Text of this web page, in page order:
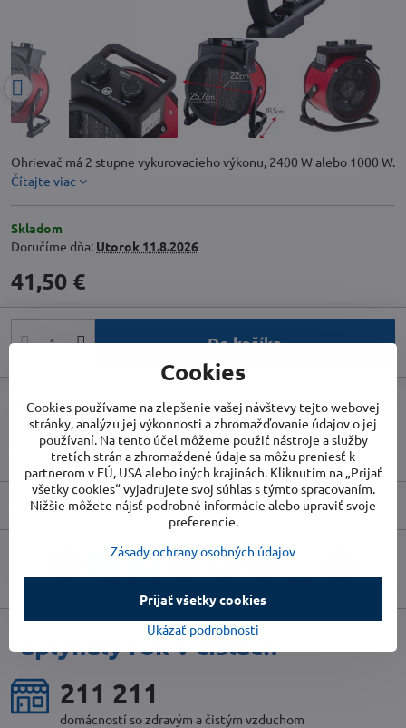
Ohrievač má 2 stupne vykurovacieho výkonu, 2400 W alebo 1000 W.
Čítajte viac
Skladom
Doručíme dňa: Utorok 11.8.2026
41,50 €
Do košíka
Doručenia
Skladové číslo:CR7743
Výrobca:Camry
Popis
mail
uplynulý rok v číslach
231 889
domácností so zdravým a čistým vzduchom
Cookies
Cookies používame na zlepšenie vašej návštevy tejto webovej
stránky, analýzu jej výkonnosti a zhromažďovanie údajov o jej
používaní. Na tento účel môžeme použiť nástroje a služby
tretích strán a zhromaždené údaje sa môžu preniesť k
partnerom v EÚ, USA alebo iných krajinách. Kliknutím na „Prijať
všetky cookies“ vyjadrujete svoj súhlas s týmto spracovaním.
Nižšie môžete nájsť podrobné informácie alebo upraviť svoje
preferencie.
Zásady ochrany osobných údajov
Ukázať podrobnosti
Prijať všetky cookies